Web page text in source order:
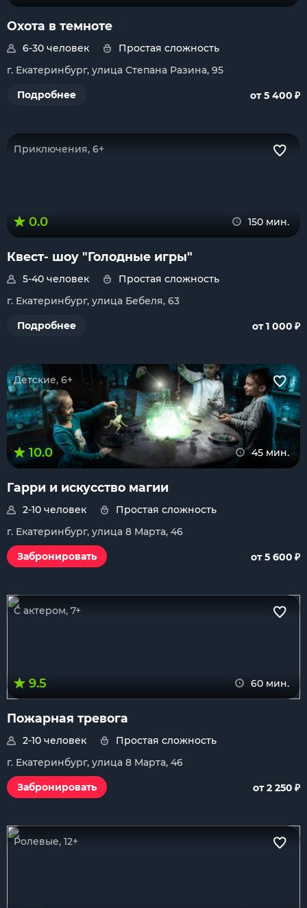
Охота в темноте
6-30 человек
Простая сложность
г. Екатеринбург, улица Степана Разина, 95
Подробнее
от 5 400 ₽
Приключения, 6+
0.0 150 мин.
Квест- шоу "Голодные игры"
5-40 человек
Простая сложность
г. Екатеринбург, улица Бебеля, 63
Подробнее
от 1 000 ₽
Детские, 6+
10.0 45 мин.
Гарри и искусство магии
2-10 человек
Простая сложность
г. Екатеринбург, улица 8 Марта, 46
Забронировать
от 5 600 ₽
С актером, 7+
9.5 60 мин.
Пожарная тревога
2-10 человек
Простая сложность
г. Екатеринбург, улица 8 Марта, 46
Забронировать
от 2 250 ₽
Ролевые, 12+